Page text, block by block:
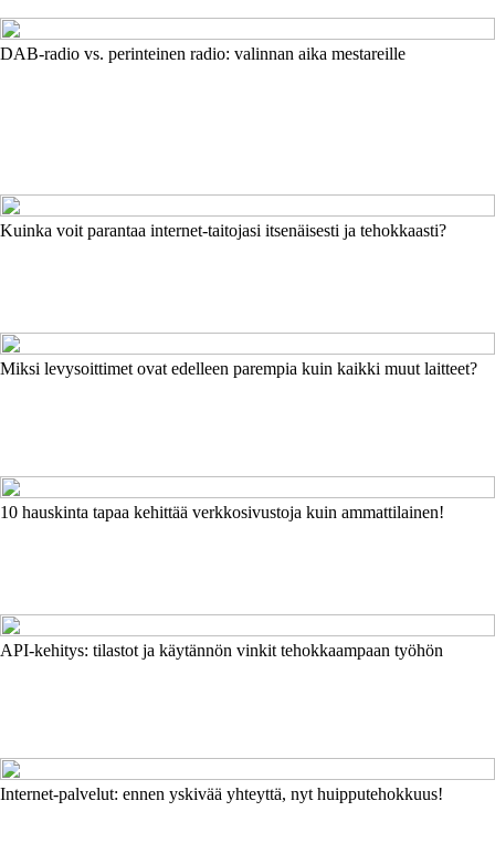
DAB-radio vs. perinteinen radio: valinnan aika mestareille
Kuinka voit parantaa internet-taitojasi itsenäisesti ja tehokkaasti?
Miksi levysoittimet ovat edelleen parempia kuin kaikki muut laitteet?
10 hauskinta tapaa kehittää verkkosivustoja kuin ammattilainen!
API-kehitys: tilastot ja käytännön vinkit tehokkaampaan työhön
Internet-palvelut: ennen yskivää yhteyttä, nyt huipputehokkuus!